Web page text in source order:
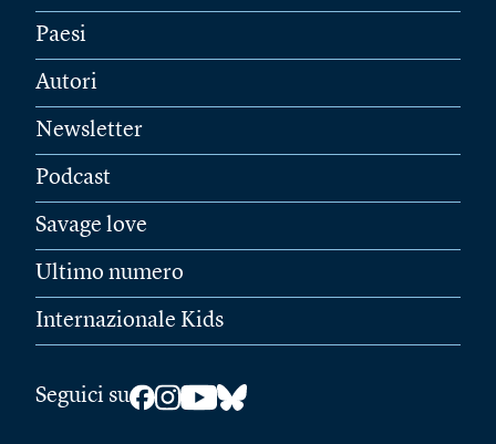
Paesi
Autori
Newsletter
Podcast
Savage love
Ultimo numero
Internazionale Kids
Seguici su